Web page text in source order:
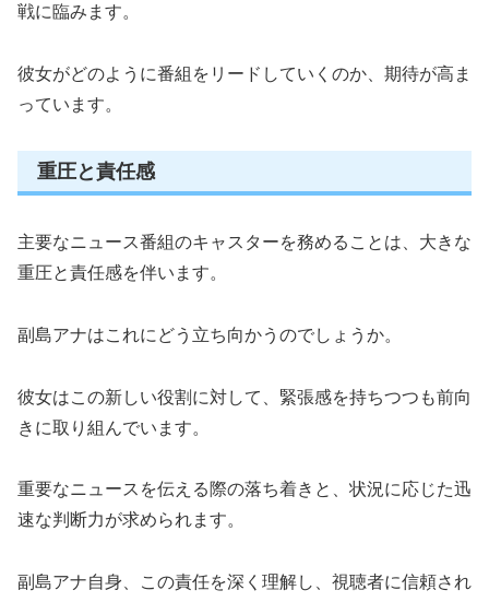
戦に臨みます。
彼女がどのように番組をリードしていくのか、期待が高ま
っています。
重圧と責任感
主要なニュース番組のキャスターを務めることは、大きな
重圧と責任感を伴います。
副島アナはこれにどう立ち向かうのでしょうか。
彼女はこの新しい役割に対して、緊張感を持ちつつも前向
きに取り組んでいます。
重要なニュースを伝える際の落ち着きと、状況に応じた迅
速な判断力が求められます。
副島アナ自身、この責任を深く理解し、視聴者に信頼され